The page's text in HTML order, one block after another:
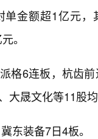
单金额超1亿元
。
格6连板，杭齿
大晟文化等11股
东装备7日4板。